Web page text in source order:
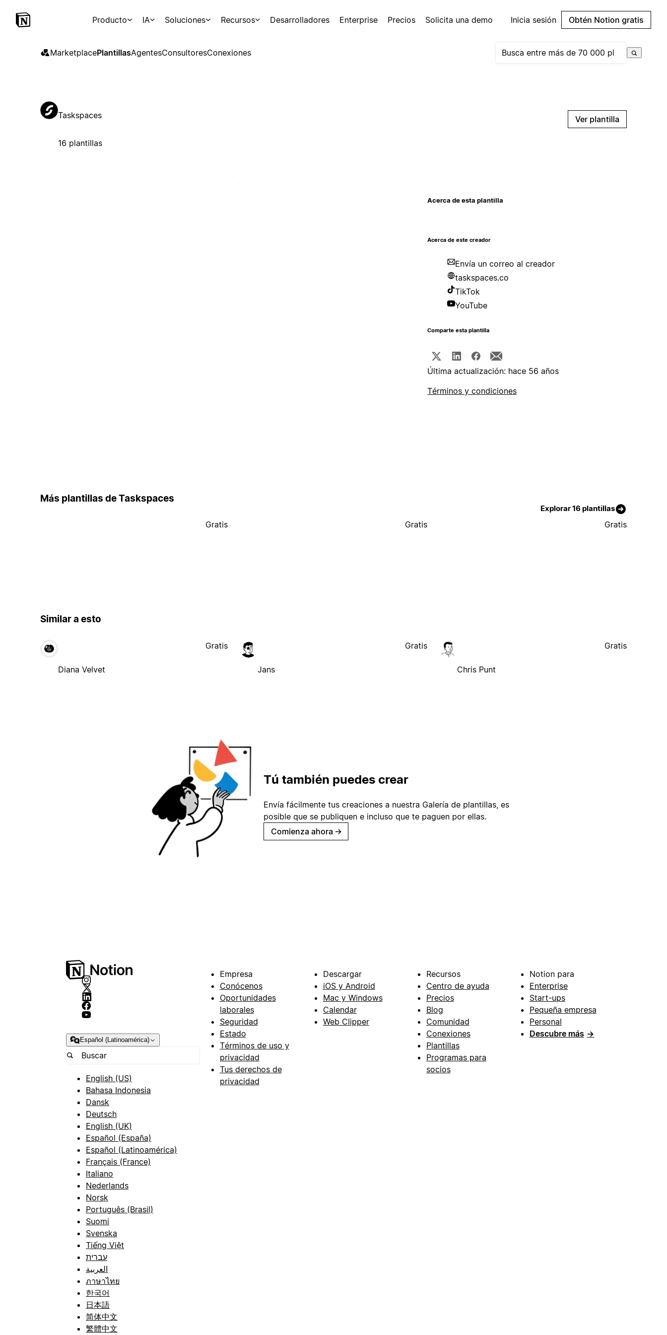
Producto IA Soluciones Recursos Desarrolladores Enterprise Precios Solicita una demo Inicia sesión Obtén Notion gratis
MarketplacePlantillasAgentesConsultoresConexiones
Taskspaces
16 plantillas
Ver plantilla
Acerca de esta plantilla
Acerca de este creador
Envía un correo al creador
taskspaces.co
TikTok
YouTube
Comparte esta plantilla
Última actualización: hace 56 años
Términos y condiciones
Más plantillas de Taskspaces
Explorar 16 plantillas
Gratis Gratis Gratis
Similar a esto
Diana Velvet
Gratis
Jans
Gratis
Chris Punt
Gratis
Tú también puedes crear
Envía fácilmente tus creaciones a nuestra Galería de plantillas, es
posible que se publiquen e incluso que te paguen por ellas.
Comienza ahora →
Español (Latinoamérica)
English (US)
Bahasa Indonesia
Dansk
Deutsch
English (UK)
Español (España)
Español (Latinoamérica)
Français (France)
Italiano
Nederlands
Norsk
Português (Brasil)
Suomi
Svenska
Tiếng Việt
עברית
العربية
ภาษาไทย
한국어
日本語
简体中文
繁體中文
Empresa
Conócenos
Oportunidades
laborales
Seguridad
Estado
Términos de uso y
privacidad
Tus derechos de
privacidad
Descargar
iOS y Android
Mac y Windows
Calendar
Web Clipper
Recursos
Centro de ayuda
Precios
Blog
Comunidad
Conexiones
Plantillas
Programas para
socios
Notion para
Enterprise
Start-ups
Pequeña empresa
Personal
Descubre más →